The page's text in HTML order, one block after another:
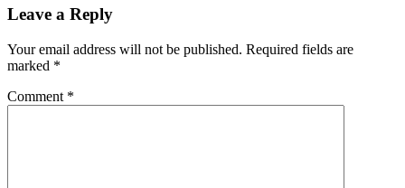
Leave a Reply
Your email address will not be published. Required fields are
marked *
Comment *